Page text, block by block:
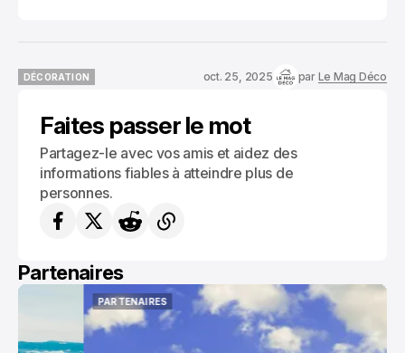
DÉCORATION
oct. 25, 2025 par Le Mag Déco
Faites passer le mot
Partagez-le avec vos amis et aidez des
informations fiables à atteindre plus de
personnes.
Partenaires
PARTENAIRES
PARTENAIRES